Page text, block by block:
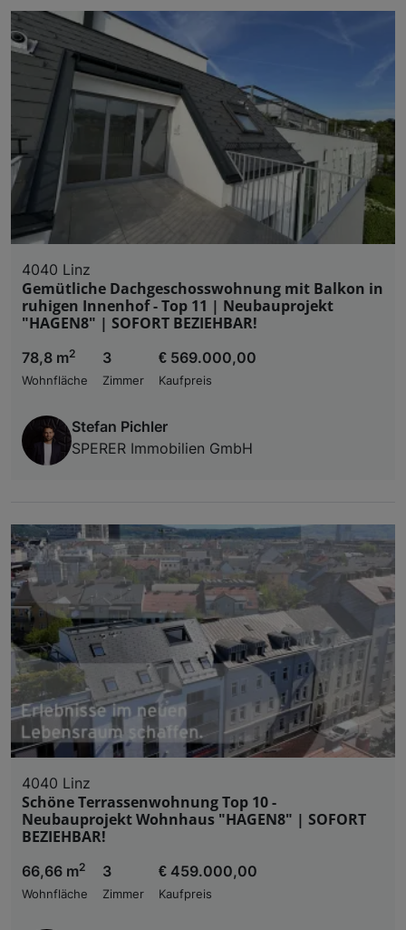
4040 Linz
Gemütliche Dachgeschosswohnung mit Balkon in
ruhigen Innenhof - Top 11 | Neubauprojekt
"HAGEN8" | SOFORT BEZIEHBAR!
78,8 m2
Wohnfläche
3
Zimmer
€ 569.000,00
Kaufpreis
Stefan Pichler
SPERER Immobilien GmbH
4040 Linz
Schöne Terrassenwohnung Top 10 -
Neubauprojekt Wohnhaus "HAGEN8" | SOFORT
BEZIEHBAR!
66,66 m2
Wohnfläche
3
Zimmer
€ 459.000,00
Kaufpreis